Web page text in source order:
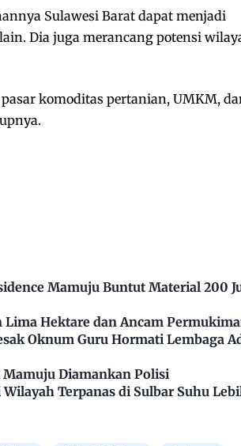
Sulawesi Barat dapat menjadi
Dia juga merancang potensi
komoditas pertanian, UMKM,
Mamuju Buntut Material 200
Hektare dan Ancam
Oknum Guru Hormati Lembaga
Mamuju Diamankan Polisi
Terpanas di Sulbar Suhu